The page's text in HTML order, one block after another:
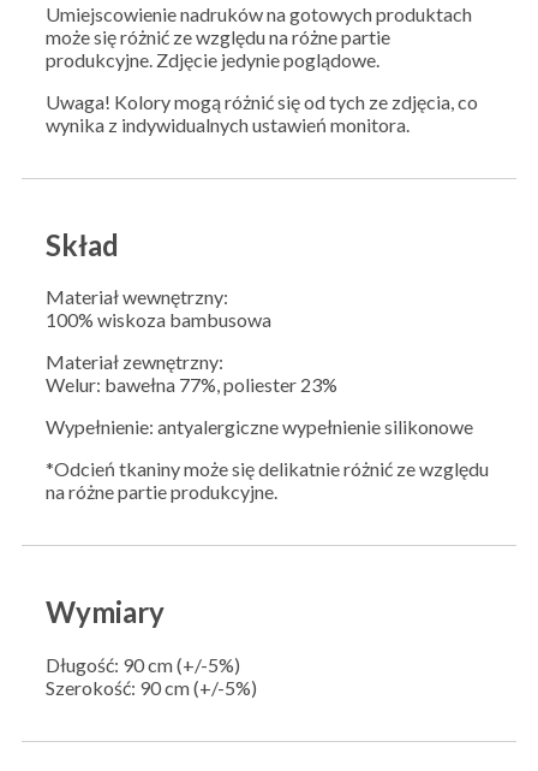
Umiejscowienie nadruków na gotowych produktach
może się różnić ze względu na różne partie
produkcyjne. Zdjęcie jedynie poglądowe.
Uwaga! Kolory mogą różnić się od tych ze zdjęcia, co
wynika z indywidualnych ustawień monitora.
Skład
Materiał wewnętrzny:
100% wiskoza bambusowa
Materiał zewnętrzny:
Welur: bawełna 77%, poliester 23%
Wypełnienie: antyalergiczne wypełnienie silikonowe
*Odcień tkaniny może się delikatnie różnić ze względu
na różne partie produkcyjne.
Wymiary
Długość: 90 cm (+/-5%)
Szerokość: 90 cm (+/-5%)